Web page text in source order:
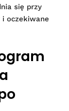
się przy
oczekiwane